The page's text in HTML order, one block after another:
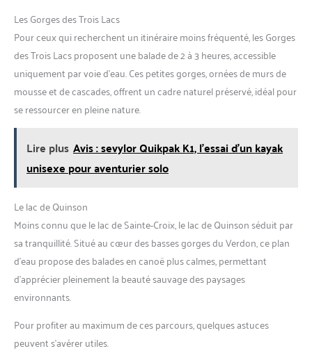
Les Gorges des Trois Lacs
Pour ceux qui recherchent un itinéraire moins fréquenté, les Gorges
des Trois Lacs proposent une balade de 2 à 3 heures, accessible
uniquement par voie d’eau. Ces petites gorges, ornées de murs de
mousse et de cascades, offrent un cadre naturel préservé, idéal pour
se ressourcer en pleine nature.
Lire plus Avis : sevylor Quikpak K1, l'essai d'un kayak
unisexe pour aventurier solo
Le lac de Quinson
Moins connu que le lac de Sainte-Croix, le lac de Quinson séduit par
sa tranquillité. Situé au cœur des basses gorges du Verdon, ce plan
d’eau propose des balades en canoë plus calmes, permettant
d’apprécier pleinement la beauté sauvage des paysages
environnants.
Pour profiter au maximum de ces parcours, quelques astuces
peuvent s’avérer utiles.